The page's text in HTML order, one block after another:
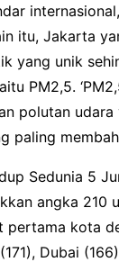
itu, Jakarta
yang unik
PM2,5.
polutan
paling
Sedunia 5
angka
pertama kota
Dubai